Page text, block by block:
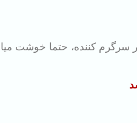
سرگرم کننده، حتما خوشت